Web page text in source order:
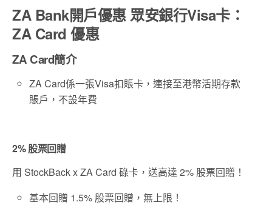
ZA Bank開戶優惠 眾安銀行Visa卡：
ZA Card 優惠
ZA Card簡介
ZA Card係一張Visa扣賬卡，連接至港幣活期存款
賬戶，不設年費
2% 股票回贈
用 StockBack x ZA Card 碌卡，送高達 2% 股票回贈！
基本回贈 1.5% 股票回贈，無上限！